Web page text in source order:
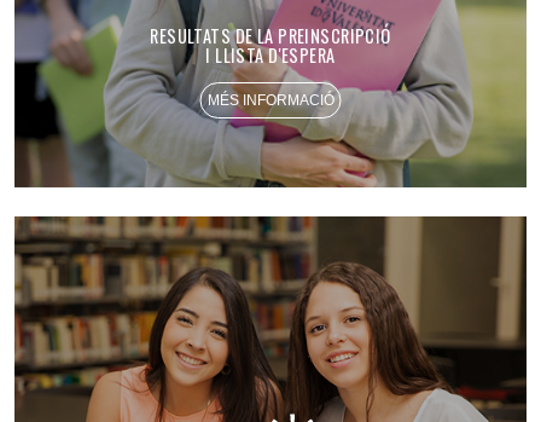
RESULTATS DE LA PREINSCRIPCIÓ
I LLISTA D'ESPERA
MÉS INFORMACIÓ